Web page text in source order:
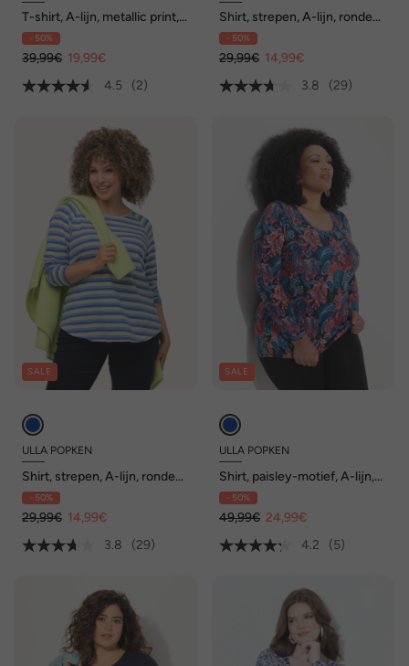
T-shirt, A-lijn, metallic print,
lange mouwen
- 50%
39,99€ 19,99€
4.5
(2)
Shirt, strepen, A-lijn, ronde
hals, lange mouw
- 50%
29,99€ 14,99€
3.8
(29)
SALE
ULLA POPKEN
Shirt, strepen, A-lijn, ronde
hals, lange mouw
- 50%
29,99€ 14,99€
3.8
(29)
SALE
ULLA POPKEN
Shirt, paisley-motief, A-lijn,
ronde hals, lange mouwen
- 50%
49,99€ 24,99€
4.2
(5)